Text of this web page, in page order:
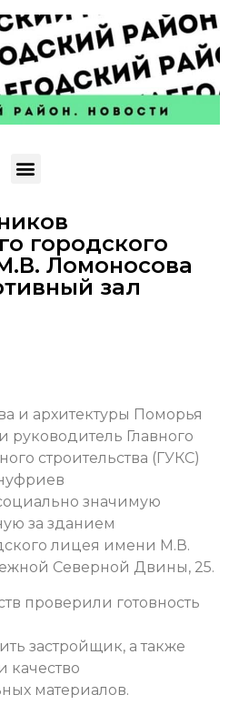
городского
Ломоносова
зал
и архитектуры Поморья
Главного
строительства (ГУКС)
значимую
за зданием
лицея имени М.В.
Северной Двины, 25.
проверили готовность
застройщик, а также
качество
материалов.